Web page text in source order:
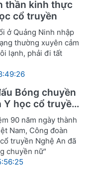
thần kinh thực
cổ truyền
ở Quảng Ninh nhập
thường xuyên cảm
lạnh, phải đi tất
Bóng chuyền
Y học cổ truyền
90 năm ngày thành
Nam, Công đoàn
truyền Nghệ An đã
chuyền nữ"